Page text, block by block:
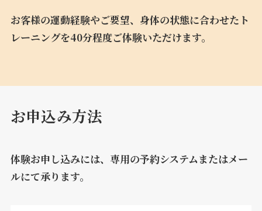
お客様の運動経験やご要望、身体の状態に合わせたト
レーニングを40分程度ご体験いただけます。
お申込み方法
体験お申し込みには、専用の予約システムまたはメー
ルにて承ります。